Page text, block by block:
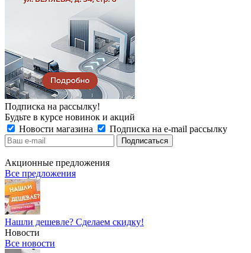
Подписка на рассылку!
Будьте в курсе новинок и акций
Новости магазина
Подписка на e-mail рассылку
Акционные предложения
Все предложения
Нашли дешевле? Сделаем скидку!
Новости
Все новости